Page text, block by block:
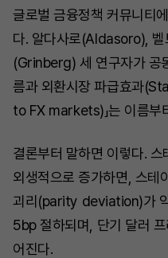
글로벌 금융정책 커뮤니티
다. 알다사로(Aldasoro),
(Grinberg) 세 연구자가 공
름과 외환시장 파급효과
to FX markets)」는 이름부
결론부터 말하면 이렇다.
외생적으로 증가하면, 스테
괴리(parity deviation)가
5bp 절하되며, 단기 달러
어진다.